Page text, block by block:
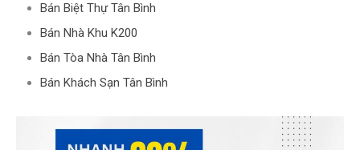
Bán Biệt Thự Tân Bình
Bán Nhà Khu K200
Bán Tòa Nhà Tân Bình
Bán Khách Sạn Tân Bình